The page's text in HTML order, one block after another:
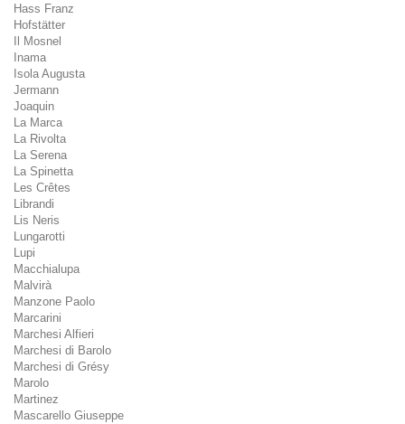
Hass Franz
Hofstätter
Il Mosnel
Inama
Isola Augusta
Jermann
Joaquin
La Marca
La Rivolta
La Serena
La Spinetta
Les Crêtes
Librandi
Lis Neris
Lungarotti
Lupi
Macchialupa
Malvirà
Manzone Paolo
Marcarini
Marchesi Alfieri
Marchesi di Barolo
Marchesi di Grésy
Marolo
Martinez
Mascarello Giuseppe